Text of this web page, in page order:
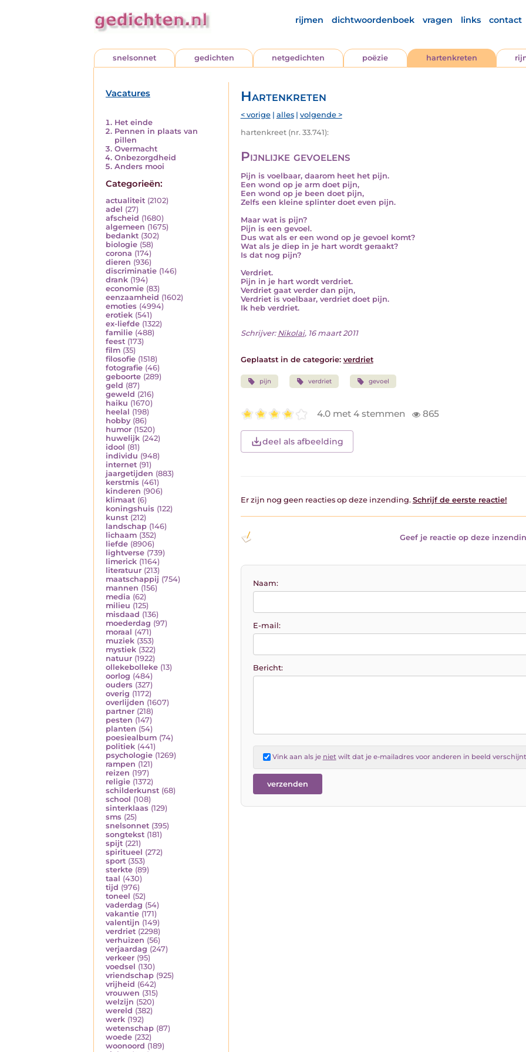
rijmen dichtwoordenboek vragen links contact
snelsonnet gedichten netgedichten poëzie hartenkreten
Vacatures
Het einde
Pennen in plaats van
pillen
Overmacht
Onbezorgdheid
Anders mooi
Categorieën:
actualiteit (2102)
adel (27)
afscheid (1680)
algemeen (1675)
bedankt (302)
biologie (58)
corona (174)
dieren (936)
discriminatie (146)
drank (194)
economie (83)
eenzaamheid (1602)
emoties (4994)
erotiek (541)
ex-liefde (1322)
familie (488)
feest (173)
film (35)
filosofie (1518)
fotografie (46)
geboorte (289)
geld (87)
geweld (216)
haiku (1670)
heelal (198)
hobby (86)
humor (1520)
huwelijk (242)
idool (81)
individu (948)
internet (91)
jaargetijden (883)
kerstmis (461)
kinderen (906)
klimaat (6)
koningshuis (122)
kunst (212)
landschap (146)
lichaam (352)
liefde (8906)
lightverse (739)
limerick (1164)
literatuur (213)
maatschappij (754)
mannen (156)
media (62)
milieu (125)
misdaad (136)
moederdag (97)
moraal (471)
muziek (353)
mystiek (322)
natuur (1922)
ollekebolleke (13)
oorlog (484)
ouders (327)
overig (1172)
overlijden (1607)
partner (218)
pesten (147)
planten (54)
poesiealbum (74)
politiek (441)
psychologie (1269)
rampen (121)
reizen (197)
religie (1372)
schilderkunst (68)
school (108)
sinterklaas (129)
sms (25)
snelsonnet (395)
songtekst (181)
spijt (221)
spiritueel (272)
sport (353)
sterkte (89)
taal (430)
tijd (976)
toneel (52)
vaderdag (54)
vakantie (171)
valentijn (149)
verdriet (2298)
verhuizen (56)
verjaardag (247)
verkeer (95)
voedsel (130)
vriendschap (925)
vrijheid (642)
vrouwen (315)
welzijn (520)
wereld (382)
werk (192)
wetenschap (87)
woede (232)
woonoord (189)
Hartenkreten
< vorige| alles| volgende >
hartenkreet (nr. 33.741):
Pijnlijke gevoelens
Pijn is voelbaar, daarom heet het pijn.
Een wond op je arm doet pijn,
Een wond op je been doet pijn,
Zelfs een kleine splinter doet even pijn.
Maar wat is pijn?
Pijn is een gevoel.
Dus wat als er een wond op je gevoel komt?
Wat als je diep in je hart wordt geraakt?
Is dat nog pijn?
Verdriet.
Pijn in je hart wordt verdriet.
Verdriet gaat verder dan pijn,
Verdriet is voelbaar, verdriet doet pijn.
Ik heb verdriet.
Schrijver: Nikolai, 16 maart 2011
Geplaatst in de categorie: verdriet
pijn verdriet gevoel
4.0 met 4 stemmen 865
deel als afbeelding
Er zijn nog geen reacties op deze inzending. Schrijf de eerste reactie!
Geef je reactie op deze
Naam:
E-mail:
Bericht:
Vink aan als je nietwilt dat je e-mailadres voor anderen in beeld verschijnt